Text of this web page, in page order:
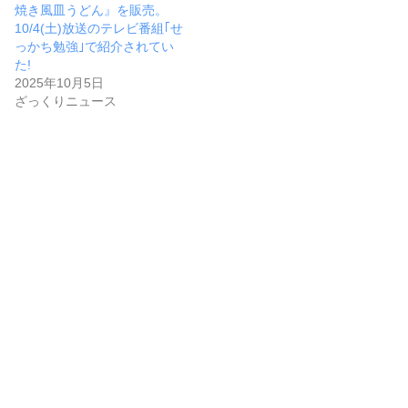
焼き風皿うどん』を販売。
10/4(土)放送のテレビ番組｢せ
っかち勉強｣で紹介されてい
た!
2025年10月5日
ざっくりニュース